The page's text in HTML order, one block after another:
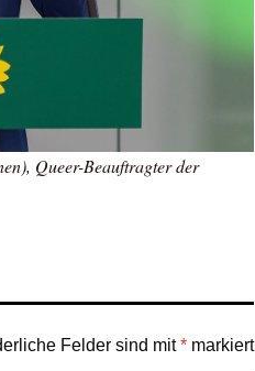
Queer-Beauftragter der
Felder sind mit* markiert